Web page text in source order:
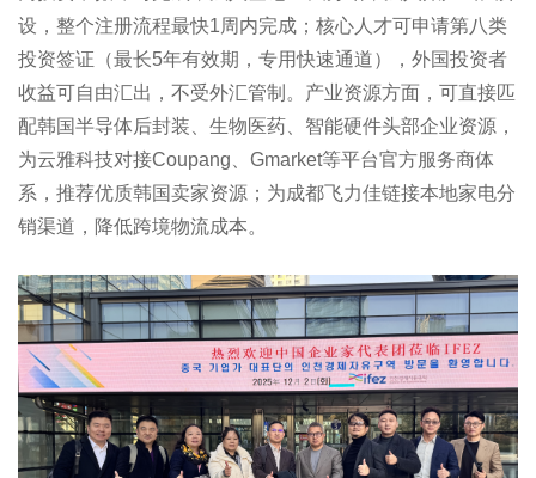
设，整个注册流程最快1周内完成；核心人才可申请第八类
投资签证（最长5年有效期，专用快速通道），外国投资者
收益可自由汇出，不受外汇管制。产业资源方面，可直接匹
配韩国半导体后封装、生物医药、智能硬件头部企业资源，
为云雅科技对接Coupang、Gmarket等平台官方服务商体
系，推荐优质韩国卖家资源；为成都飞力佳链接本地家电分
销渠道，降低跨境物流成本。